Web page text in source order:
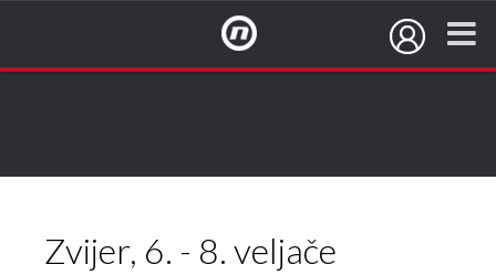
Zvijer, 6. - 8. veljače